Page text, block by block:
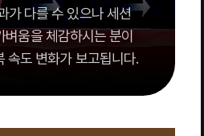
가 다를 수 있으나 세션
움을 체감하시는 분이
속도 변화가 보고됩니다.